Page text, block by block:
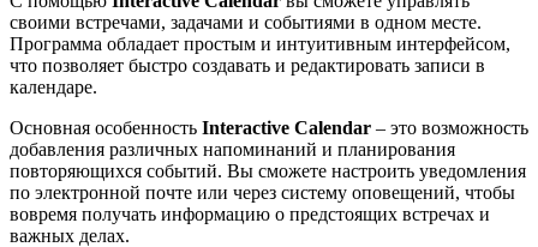
своими встречами, задачами и событиями в одном месте.
Программа обладает простым и интуитивным интерфейсом,
что позволяет быстро создавать и редактировать записи в
календаре.
Основная особенность Interactive Calendar – это возможность
добавления различных напоминаний и планирования
повторяющихся событий. Вы сможете настроить уведомления
по электронной почте или через систему оповещений, чтобы
вовремя получать информацию о предстоящих встречах и
важных делах.